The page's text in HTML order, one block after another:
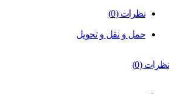
نظرات (0)
حمل و نقل و تحویل
نظرات (0)